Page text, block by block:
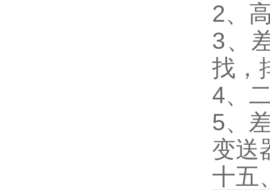
2、
3、
找，
4、
5、
变送
十五